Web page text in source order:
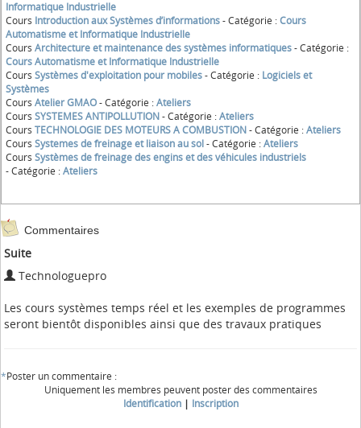
Informatique Industrielle
Cours Introduction aux Systèmes d’informations- Catégorie :Cours
Automatisme et Informatique Industrielle
Cours Architecture et maintenance des systèmes informatiques- Catégorie :
Cours Automatisme et Informatique Industrielle
Cours Systèmes d'exploitation pour mobiles- Catégorie : Logiciels et
Systèmes
Cours Atelier GMAO- Catégorie :Ateliers
Cours SYSTEMES ANTIPOLLUTION- Catégorie :Ateliers
Cours TECHNOLOGIE DES MOTEURS A COMBUSTION- Catégorie :Ateliers
Cours Systemes de freinage et liaison au sol- Catégorie :Ateliers
Cours Systèmes de freinage des engins et des véhicules industriels
- Catégorie :Ateliers
Commentaires
Suite
Technologuepro
Les cours systèmes temps réel et les exemples de programmes
seront bientôt disponibles ainsi que des travaux pratiques
*Poster un commentaire :
Uniquement les membres peuvent poster des commentaires
Identification| Inscription